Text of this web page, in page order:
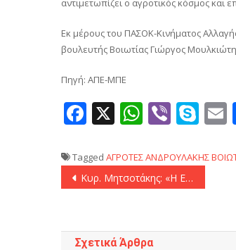
αντιμετωπίζει ο αγροτικός κόσμος
Εκ μέρους του ΠΑΣΟΚ-Κινήματος
βουλευτής Βοιωτίας Γιώργος
Πηγή: ΑΠΕ-ΜΠΕ
Facebook
X Viber
Tagged ΑΓΡΟΤΕΣΑΝΔΡΟΥΛΑΚΗΣ
Πλοήγηση
Κυρ. Μητσοτάκης: «Η Ελλάδα απαντά θετικά ως μια χώρα σταθερότητας σε έναν ασταθή κόσμο»
Σχετικά Άρθρα